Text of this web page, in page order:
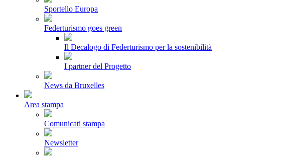
Sportello Europa
Federturismo goes green
Il Decalogo di Federturismo per la sostenibilità
I partner del Progetto
News da Bruxelles
Area stampa
Comunicati stampa
Newsletter